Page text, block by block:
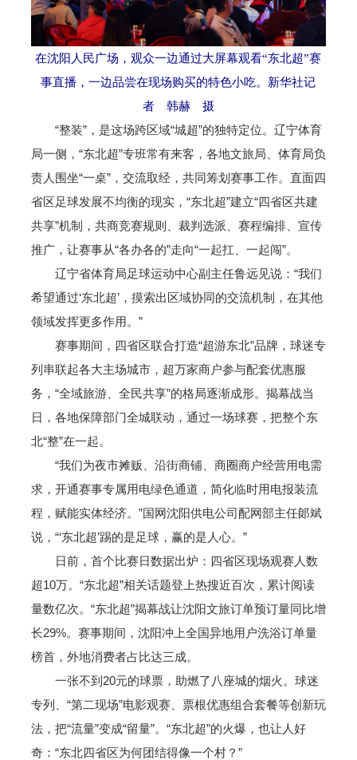
在沈阳人民广场，观众一边通过大屏幕观看“东北超”赛
事直播，一边品尝在现场购买的特色小吃。新华社记
者 韩赫 摄
“整装”，是这场跨区域“城超”的独特定位。辽宁体育
局一侧，“东北超”专班常有来客，各地文旅局、体育局负
责人围坐“一桌”，交流取经，共同筹划赛事工作。直面四
省区足球发展不均衡的现实，“东北超”建立“四省区共建
共享”机制，共商竞赛规则、裁判选派、赛程编排、宣传
推广，让赛事从“各办各的”走向“一起扛、一起闯”。
辽宁省体育局足球运动中心副主任鲁远见说：“我们
希望通过‘东北超’，摸索出区域协同的交流机制，在其他
领域发挥更多作用。”
赛事期间，四省区联合打造“超游东北”品牌，球迷专
列串联起各大主场城市，超万家商户参与配套优惠服
务，“全域旅游、全民共享”的格局逐渐成形。揭幕战当
日，各地保障部门全城联动，通过一场球赛，把整个东
北“整”在一起。
“我们为夜市摊贩、沿街商铺、商圈商户经营用电需
求，开通赛事专属用电绿色通道，简化临时用电报装流
程，赋能实体经济。”国网沈阳供电公司配网部主任郞斌
说，“‘东北超’踢的是足球，赢的是人心。”
日前，首个比赛日数据出炉：四省区现场观赛人数
超10万。“东北超”相关话题登上热搜近百次，累计阅读
量数亿次。“东北超”揭幕战让沈阳文旅订单预订量同比增
长29%。赛事期间，沈阳冲上全国异地用户洗浴订单量
榜首，外地消费者占比达三成。
一张不到20元的球票，助燃了八座城的烟火。球迷
专列、“第二现场”电影观赛、票根优惠组合套餐等创新玩
法，把“流量”变成“留量”。“东北超”的火爆，也让人好
奇：“东北四省区为何团结得像一个村？”